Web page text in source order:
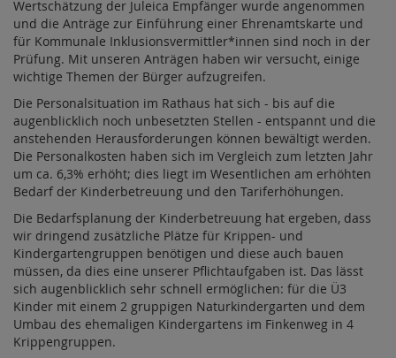
Wertschätzung der Juleica Empfänger wurde angenommen
und die Anträge zur Einführung einer Ehrenamtskarte und
für Kommunale Inklusionsvermittler*innen sind noch in der
Prüfung. Mit unseren Anträgen haben wir versucht, einige
wichtige Themen der Bürger aufzugreifen.
Die Personalsituation im Rathaus hat sich - bis auf die
augenblicklich noch unbesetzten Stellen - entspannt und die
anstehenden Herausforderungen können bewältigt werden.
Die Personalkosten haben sich im Vergleich zum letzten Jahr
um ca. 6,3% erhöht; dies liegt im Wesentlichen am erhöhten
Bedarf der Kinderbetreuung und den Tariferhöhungen.
Die Bedarfsplanung der Kinderbetreuung hat ergeben, dass
wir dringend zusätzliche Plätze für Krippen- und
Kindergartengruppen benötigen und diese auch bauen
müssen, da dies eine unserer Pflichtaufgaben ist. Das lässt
sich augenblicklich sehr schnell ermöglichen: für die Ü3
Kinder mit einem 2 gruppigen Naturkindergarten und dem
Umbau des ehemaligen Kindergartens im Finkenweg in 4
Krippengruppen.